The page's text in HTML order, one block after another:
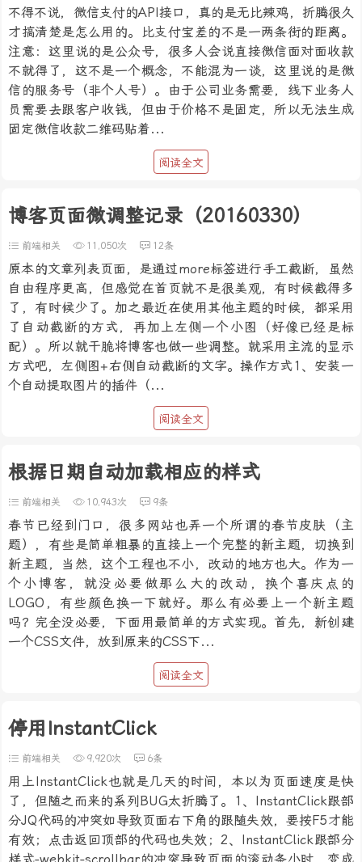
不得不说，微信支付的API接口，真的是无比辣鸡，折腾很久
才搞清楚是怎么用的。比支付宝差的不是一两条街的距离。
注意：这里说的是公众号，很多人会说直接微信面对面收款
不就得了，这不是一个概念，不能混为一谈，这里说的是微
信的服务号（非个人号）。由于公司业务需要，线下业务人
员需要去跟客户收钱，但由于价格不是固定，所以无法生成
固定微信收款二维码贴着...
阅读全文
博客页面微调整记录（20160330）
前端相关 11,050次 12条
原本的文章列表页面，是通过more标签进行手工截断，虽然
自由程序更高，但感觉在首页就不是很美观，有时候截得多
了，有时候少了。加之最近在使用其他主题的时候，都采用
了自动截断的方式，再加上左侧一个小图（好像已经是标
配）。所以就干脆将博客也做一些调整。就采用主流的显示
方式吧，左侧图+右侧自动截断的文字。操作方式1、安装一
个自动提取图片的插件（...
阅读全文
根据日期自动加载相应的样式
前端相关 10,943次 9条
春节已经到门口，很多网站也弄一个所谓的春节皮肤（主
题），有些是简单粗暴的直接上一个完整的新主题，切换到
新主题，当然，这个工程也不小，改动的地方也大。作为一
个小博客，就没必要做那么大的改动，换个喜庆点的
LOGO，有些颜色换一下就好。那么有必要上一个新主题
吗？完全没必要，下面用最简单的方式实现。首先，新创建
一个CSS文件，放到原来的CSS下...
阅读全文
停用InstantClick
前端相关 9,920次 6条
用上InstantClick也就是几天的时间，本以为页面速度是快
了，但随之而来的系列BUG太折腾了。1、InstantClick跟部
分JQ代码的冲突如导致页面右下角的跟随失效，要按F5才能
有效；点击返回顶部的代码也失效；2、InstantClick跟部分